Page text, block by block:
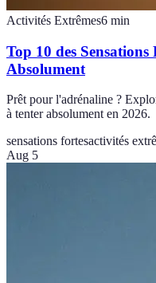
Activités Extrêmes6 min
Top 10 des
Absolument
Prêt pour l'adrénaline ?
à tenter absolument en 2026.
sensations fortesactivités
Aug 5